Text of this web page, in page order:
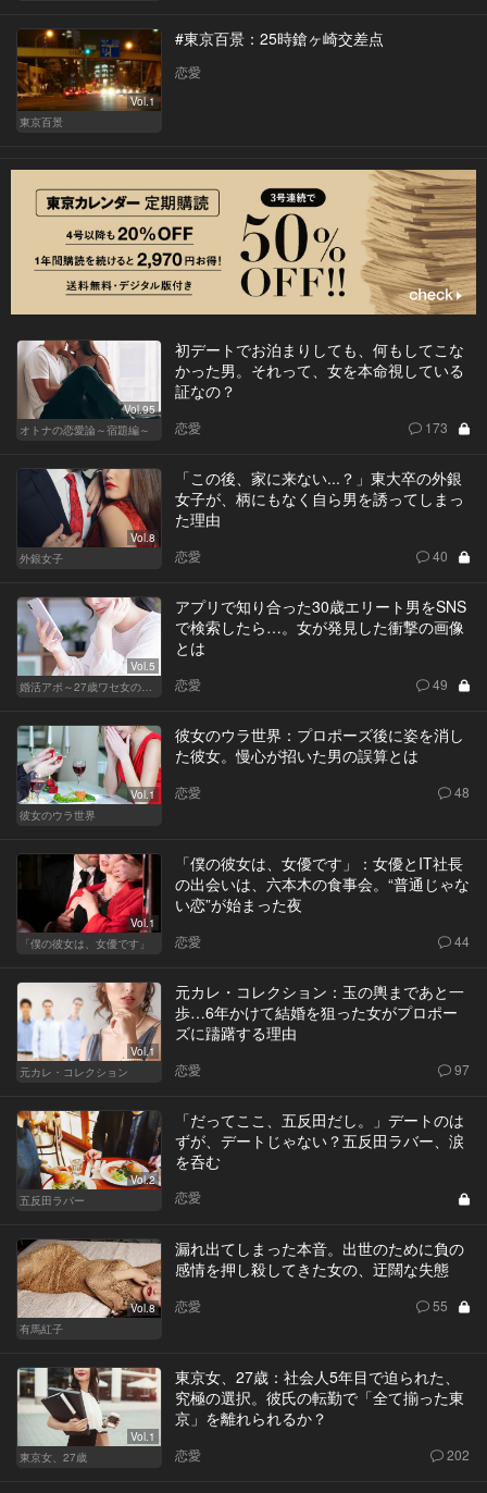
Vol.1
東京百景
#東京百景：25時鎗ヶ崎交差点
恋愛
Vol.95
オトナの恋愛論～宿題編～
初デートでお泊まりしても、何もしてこな
かった男。それって、女を本命視している
証なの？
恋愛 173
Vol.8
外銀女子
「この後、家に来ない...？」東大卒の外銀
女子が、柄にもなく自ら男を誘ってしまっ
た理由
恋愛 40
Vol.5
婚活アポ～27歳ワセ女の場合～
アプリで知り合った30歳エリート男をSNS
で検索したら…。女が発見した衝撃の画像
とは
恋愛 49
Vol.1
彼女のウラ世界
彼女のウラ世界：プロポーズ後に姿を消し
た彼女。慢心が招いた男の誤算とは
恋愛 48
Vol.1
「僕の彼女は、女優です」
「僕の彼女は、女優です」：女優とIT社長
の出会いは、六本木の食事会。“普通じゃな
い恋”が始まった夜
恋愛 44
Vol.1
元カレ・コレクション
元カレ・コレクション：玉の輿まであと一
歩…6年かけて結婚を狙った女がプロポー
ズに躊躇する理由
恋愛 97
Vol.2
五反田ラバー
「だってここ、五反田だし。」デートのは
ずが、デートじゃない？五反田ラバー、涙
を呑む
恋愛
Vol.8
有馬紅子
漏れ出てしまった本音。出世のために負の
感情を押し殺してきた女の、迂闊な失態
恋愛 55
Vol.1
東京女、27歳
東京女、27歳：社会人5年目で迫られた、
究極の選択。彼氏の転勤で「全て揃った東
京」を離れられるか？
恋愛 202